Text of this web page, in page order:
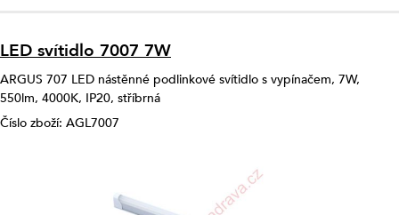
LED svítidlo 7007 7W
ARGUS 707 LED nástěnné podlinkové svítidlo s vypínačem, 7W,
550lm, 4000K, IP20, stříbrná
Číslo zboží: AGL7007